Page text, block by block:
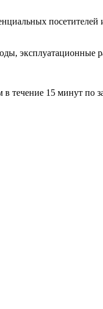
посетителей
эксплуатационные
15 минут по